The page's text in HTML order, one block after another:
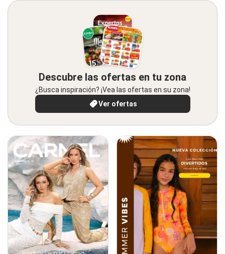
Descubre las ofertas en tu zona
¿Busca inspiración? ¡Vea las ofertas en su zona!
Ver ofertas